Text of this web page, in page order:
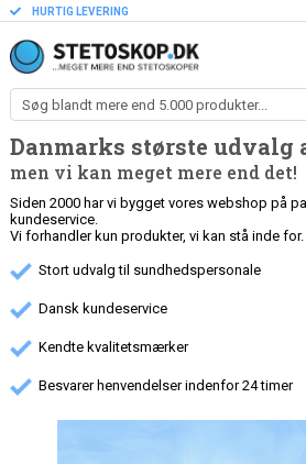
HURTIG LEVERING
Danmarks største udvalg
men vi kan meget mere end det!
Siden 2000 har vi bygget vores webshop på
kundeservice.
Vi forhandler kun produkter, vi kan stå inde for.
Stort udvalg til sundhedspersonale
Dansk kundeservice
Kendte kvalitetsmærker
Besvarer henvendelser indenfor 24 timer